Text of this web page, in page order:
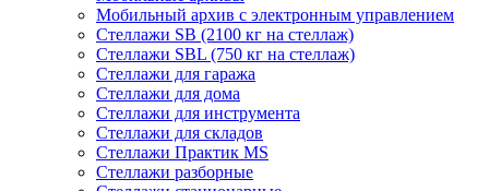
Мобильный архив с электронным управлением
Стеллажи SB (2100 кг на стеллаж)
Стеллажи SBL (750 кг на стеллаж)
Стеллажи для гаража
Стеллажи для дома
Стеллажи для инструмента
Стеллажи для складов
Стеллажи Практик MS
Стеллажи разборные